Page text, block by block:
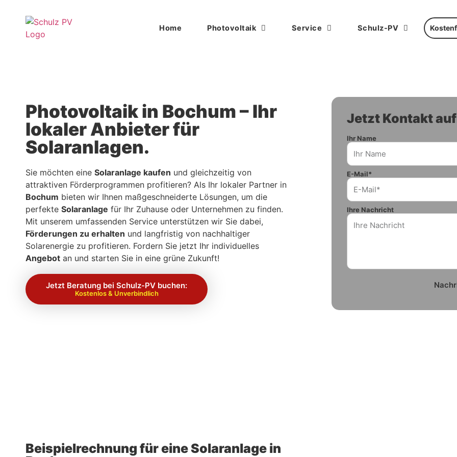
Home Photovoltaik Service Schulz-PV
Photovoltaik in Bochum – Ihr
lokaler Anbieter für
Solaranlagen.
Sie möchten eine Solaranlage kaufen und gleichzeitig von
attraktiven Förderprogrammen profitieren? Als Ihr lokaler Partner in
Bochum bieten wir Ihnen maßgeschneiderte Lösungen, um die
perfekte Solaranlage für Ihr Zuhause oder Unternehmen zu finden.
Mit unserem umfassenden Service unterstützen wir Sie dabei,
Förderungen zu erhalten und langfristig von nachhaltiger
Solarenergie zu profitieren. Fordern Sie jetzt Ihr individuelles
Angebot an und starten Sie in eine grüne Zukunft!
Jetzt Beratung bei Schulz-PV buchen:
Kostenlos & Unverbindlich
Jetzt Kontakt
Ihr Name
E-Mail*
Ihre Nachricht
Beispielrechnung für eine Solaranlage in